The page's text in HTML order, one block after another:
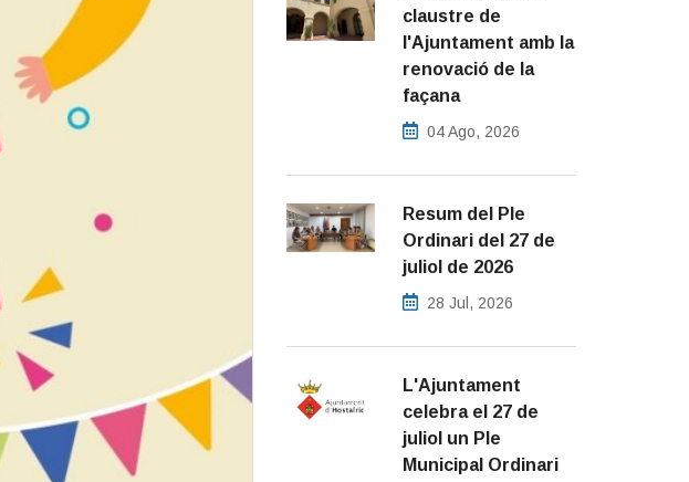
claustre de
l'Ajuntament amb la
renovació de la
façana
04 Ago, 2026
Resum del Ple
Ordinari del 27 de
juliol de 2026
28 Jul, 2026
L'Ajuntament
celebra el 27 de
juliol un Ple
Municipal Ordinari